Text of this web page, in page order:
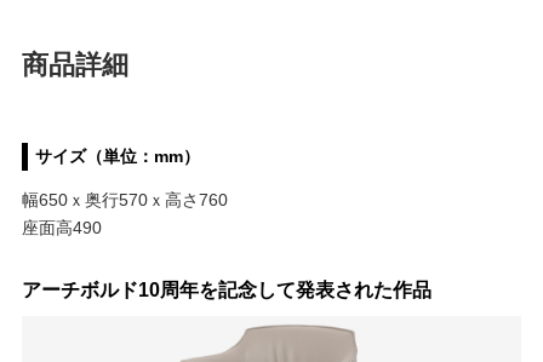
商品詳細
サイズ（単位：mm）
幅650ｘ奥行570ｘ高さ760
座面高490
アーチボルド10周年を記念して発表された作品